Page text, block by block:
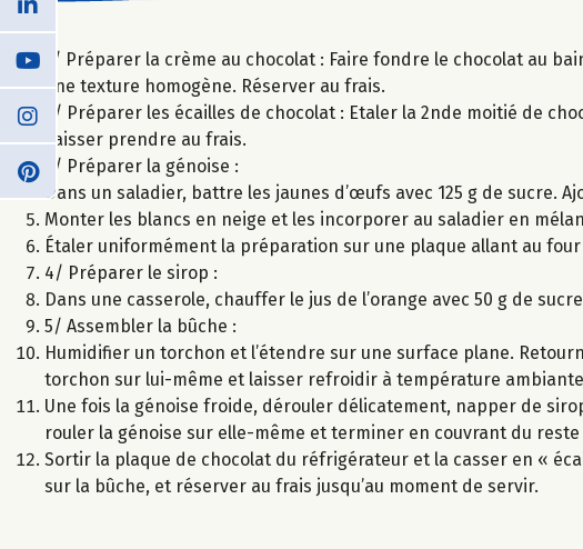
1/ Préparer la crème au chocolat : Faire fondre le chocolat au
une texture homogène. Réserver au frais.
2/ Préparer les écailles de chocolat : Etaler la 2nde moitié de
Laisser prendre au frais.
3/ Préparer la génoise :
Dans un saladier, battre les jaunes d’œufs avec 125 g de sucre.
Monter les blancs en neige et les incorporer au saladier en
Étaler uniformément la préparation sur une plaque allant au four
4/ Préparer le sirop :
Dans une casserole, chauffer le jus de l’orange avec 50 g de
5/ Assembler la bûche :
Humidifier un torchon et l’étendre sur une surface plane.
torchon sur lui-même et laisser refroidir à température
Une fois la génoise froide, dérouler délicatement, napper de
rouler la génoise sur elle-même et terminer en couvrant du
Sortir la plaque de chocolat du réfrigérateur et la casser en «
sur la bûche, et réserver au frais jusqu’au moment de servir.